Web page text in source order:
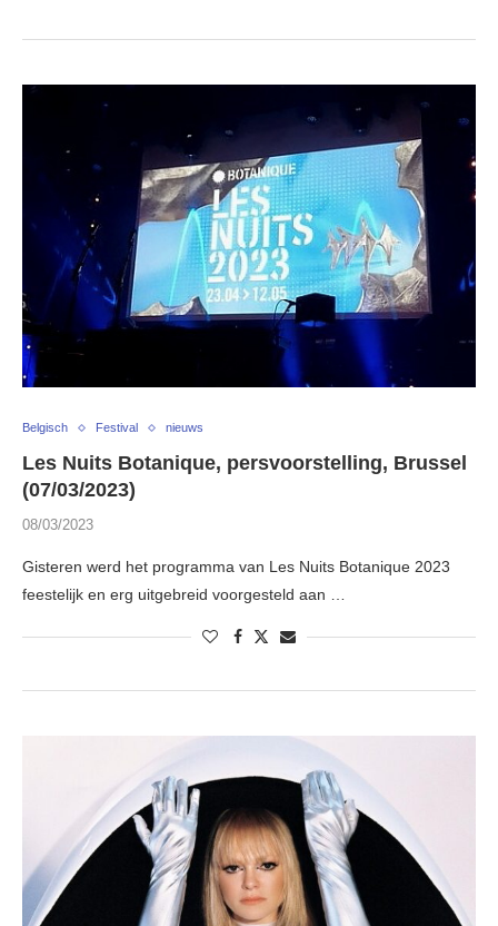
Belgisch Festival nieuws
Les Nuits Botanique, persvoorstelling, Brussel
(07/03/2023)
08/03/2023
Gisteren werd het programma van Les Nuits Botanique 2023
feestelijk en erg uitgebreid voorgesteld aan …